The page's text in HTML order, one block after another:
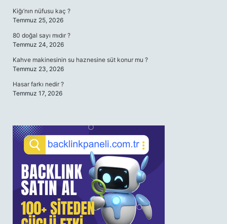
Kiğı’nın nüfusu kaç ?
Temmuz 25, 2026
80 doğal sayı mıdır ?
Temmuz 24, 2026
Kahve makinesinin su haznesine süt konur mu ?
Temmuz 23, 2026
Hasar farkı nedir ?
Temmuz 17, 2026